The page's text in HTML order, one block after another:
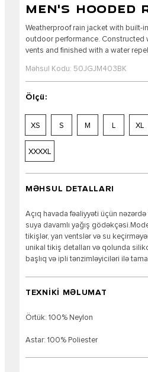
MEN'S HOODED
Weatherproof rain jacket with built-
outdoor performance. Constructed
vents and finished with a water
Məhsul Kodu: 50JGJM403BK
Ölçü:
XS S M L XL
XXXXL
MƏHSUL DETALLARI
Açıq havada fəaliyyəti üçün
suya davamlı yağış
tikişlər, yan ventslər və su
unikal tikiş detalları və qolunda
başlıq və ipli tənzimləyiciləri ilə
TEXNİKİ MƏLUMAT
Örtük: 100% Neylon
Astar: 100% Poliester